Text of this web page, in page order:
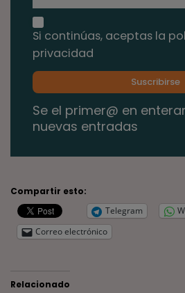
Si continúas, aceptas la
privacidad
Se el primer@ en
nuevas entradas
Compartir esto:
Telegram
Correo electrónico
Relacionado